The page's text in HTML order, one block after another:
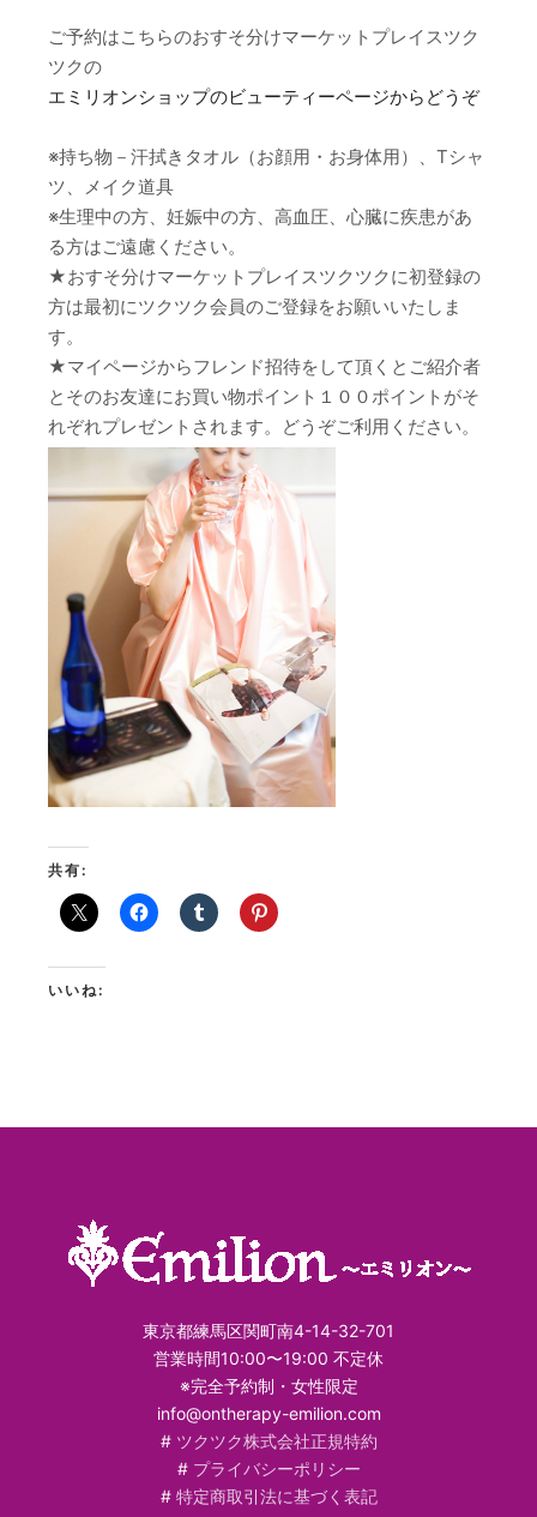
ご予約はこちらのおすそ分けマーケットプレイスツク
ツクの
エミリオンショップのビューティーページからどうぞ
※持ち物－汗拭きタオル（お顔用・お身体用）、Tシャ
ツ、メイク道具
※生理中の方、妊娠中の方、高血圧、心臓に疾患があ
る方はご遠慮ください。
★おすそ分けマーケットプレイスツクツクに初登録の
方は最初にツクツク会員のご登録をお願いいたしま
す。
★マイページからフレンド招待をして頂くとご紹介者
とそのお友達にお買い物ポイント１００ポイントがそ
れぞれプレゼントされます。どうぞご利用ください。
共有:
いいね:
東京都練馬区関町南4-14-32-701
営業時間10:00〜19:00 不定休
※完全予約制・女性限定
info@ontherapy-emilion.com
# ツクツク株式会社正規特約
# プライバシーポリシー
# 特定商取引法に基づく表記